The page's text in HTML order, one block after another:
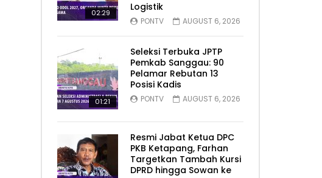
02:29
Logistik
PONTV AUGUST 6, 2026
01:21
Seleksi Terbuka JPTP
Pemkab Sanggau: 90
Pelamar Rebutan 13
Posisi Kadis
PONTV AUGUST 6, 2026
Resmi Jabat Ketua DPC
PKB Ketapang, Farhan
Targetkan Tambah Kursi
DPRD hingga Sowan ke